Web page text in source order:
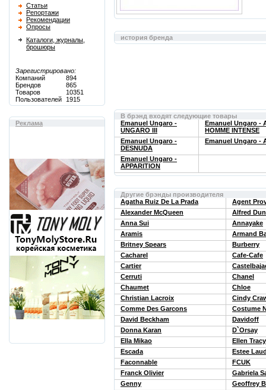
Статьи
Репортажи
Рекомендации
Опросы
Каталоги, журналы,
брошюры
Зарегистрировано:
Компаний
894
Брендов
865
Товаров
10351
Пользователей
1915
Реклама
история бренда
В брэнд входят следующие товары
Emanuel Ungaro -
UNGARO III
Emanuel Ungaro -
HOMME INTENSE
Emanuel Ungaro -
DESNUDA
Emanuel Ungaro -
Emanuel Ungaro -
APPARITION
Другие брэнды производителя
Agatha Ruiz De La Prada
Agent
Alexander McQueen
Alfred
Anna Sui
Annayake
Aramis
Armand
Britney Spears
Burberry
Cacharel
Cafe-Cafe
Cartier
Cerruti
Chanel
Chaumet
Chloe
Christian Lacroix
Cindy
Comme Des Garcons
Costume
David Beckham
Davidoff
Donna Karan
D`Orsay
Ella Mikao
Ellen Tracy
Escada
Estee
Faconnable
FCUK
Franck Olivier
Gabriela
Genny
Geoffrey